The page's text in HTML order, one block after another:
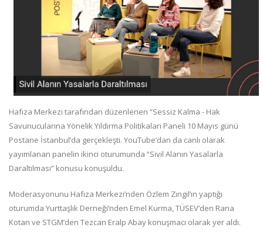
Hafıza Merkezi tarafından düzenlenen “Sessiz Kalma - Hak
Savunucularına Yönelik Yıldırma Politikaları Paneli 10 Mayıs günü
Postane İstanbul’da gerçekleşti. YouTube’dan da canlı olarak
yayımlanan panelin ikinci oturumunda “Sivil Alanın Yasalarla
Daraltılması” konusu konuşuldu.
Moderasyonunu Hafıza Merkezi’nden Özlem Zıngıl’ın yaptığı
oturumda Yurttaşlık Derneği’nden Emel Kurma, TÜSEV’den Rana
Kotan ve STGM’den Tezcan Eralp Abay konuşmacı olarak yer aldı.